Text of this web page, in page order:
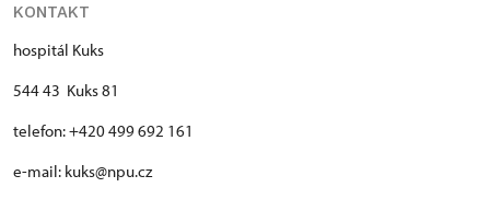
KONTAKT
hospitál Kuks
544 43 Kuks 81
telefon: +420 499 692 161
e-mail: kuks@npu.cz